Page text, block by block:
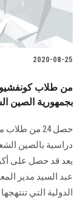
2020-08-25
بجمهورية الصين
حصل 24 من
دراسية بالصين
يعد قد حصل على
عبد السيد مدير
الدولية التي